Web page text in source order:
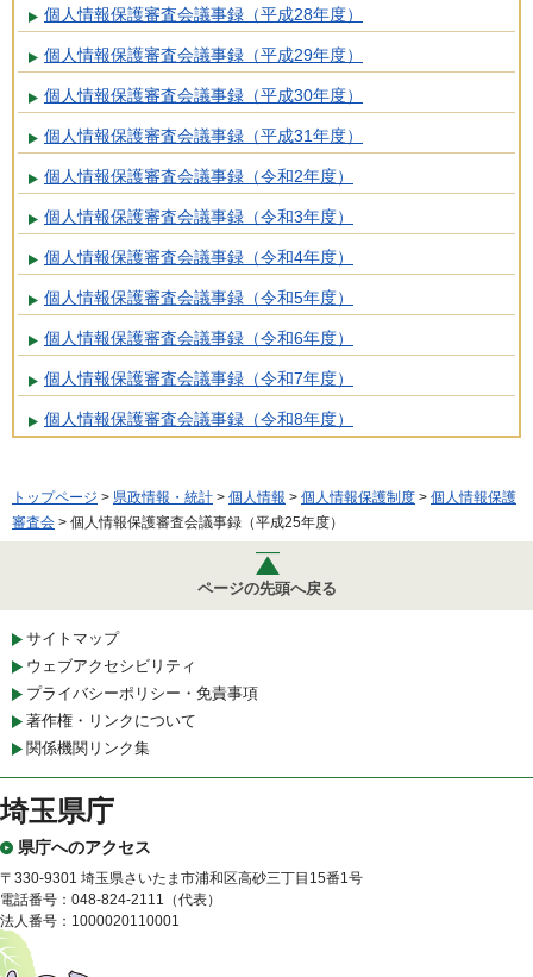
個人情報保護審査会議事録（平成28年度）
個人情報保護審査会議事録（平成29年度）
個人情報保護審査会議事録（平成30年度）
個人情報保護審査会議事録（平成31年度）
個人情報保護審査会議事録（令和2年度）
個人情報保護審査会議事録（令和3年度）
個人情報保護審査会議事録（令和4年度）
個人情報保護審査会議事録（令和5年度）
個人情報保護審査会議事録（令和6年度）
個人情報保護審査会議事録（令和7年度）
個人情報保護審査会議事録（令和8年度）
トップページ > 県政情報・統計 > 個人情報 > 個人情報保護制度 > 個人情報保護
審査会 > 個人情報保護審査会議事録（平成25年度）
ページの先頭へ戻る
サイトマップ
ウェブアクセシビリティ
プライバシーポリシー・免責事項
著作権・リンクについて
関係機関リンク集
埼玉県庁
県庁へのアクセス
〒330-9301 埼玉県さいたま市浦和区高砂三丁目15番1号
電話番号：048-824-2111（代表）
法人番号：1000020110001